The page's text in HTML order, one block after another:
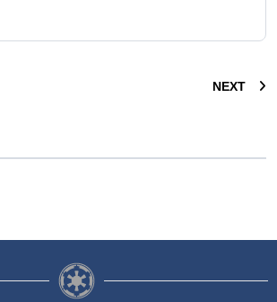
NEXT